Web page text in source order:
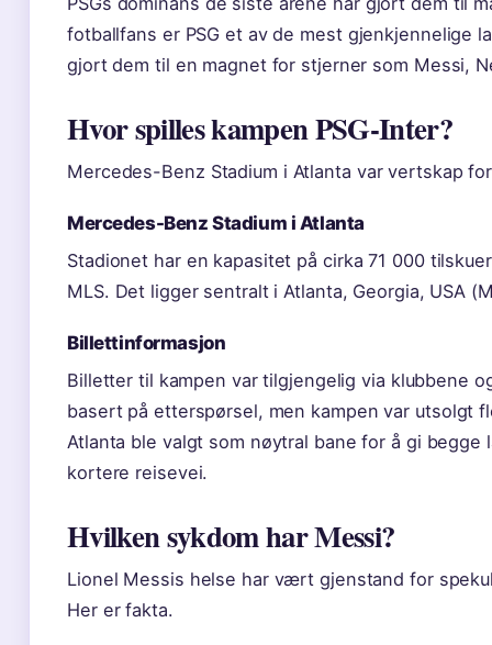
fotballfans er PSG et av de mest gjenkjennelige
gjort dem til en magnet for stjerner som Messi,
Hvor spilles kampen PSG-Inter?
Mercedes-Benz Stadium i Atlanta var vertskap
Mercedes-Benz Stadium i Atlanta
Stadionet har en kapasitet på cirka 71 000
MLS. Det ligger sentralt i Atlanta, Georgia, USA
Billettinformasjon
Billetter til kampen var tilgjengelig via klubbene
basert på etterspørsel, men kampen var utsolgt
Atlanta ble valgt som nøytral bane for å gi
kortere reisevei.
Hvilken sykdom har Messi?
Lionel Messis helse har vært gjenstand for
Her er fakta.